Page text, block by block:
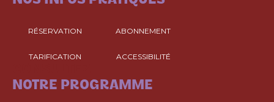
RÉSERVATION ABONNEMENT
TARIFICATION ACCESSIBILITÉ
NOTRE PROGRAMME